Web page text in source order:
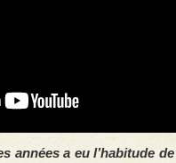
années a eu l’habitude